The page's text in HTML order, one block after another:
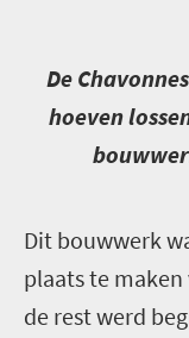
De
hoeven
Dit bouwwerk
plaats te maken
de rest werd